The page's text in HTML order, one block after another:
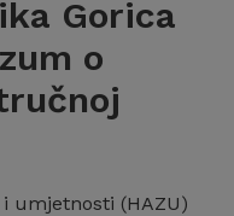
Gorica
o
umjetnosti (HAZU)